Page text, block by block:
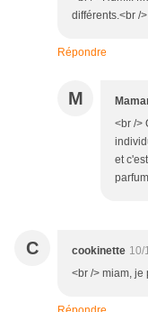
différents.<br /
Répondre
M
<br />
et
C cookinette 10/
<br /> miam, je